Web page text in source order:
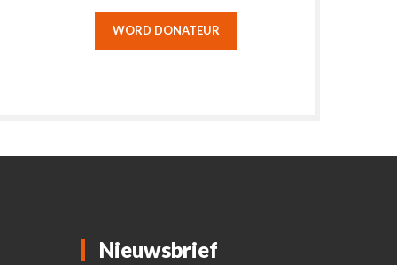
WORD DONATEUR
Nieuwsbrief